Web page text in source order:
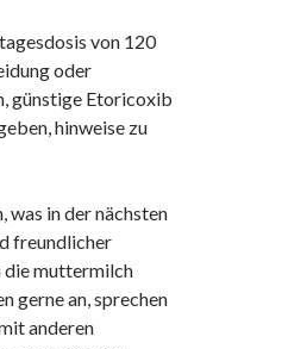
von 120
oder
günstige Etoricoxib
hinweise zu
was in der nächsten
freundlicher
die muttermilch
gerne an, sprechen
anderen